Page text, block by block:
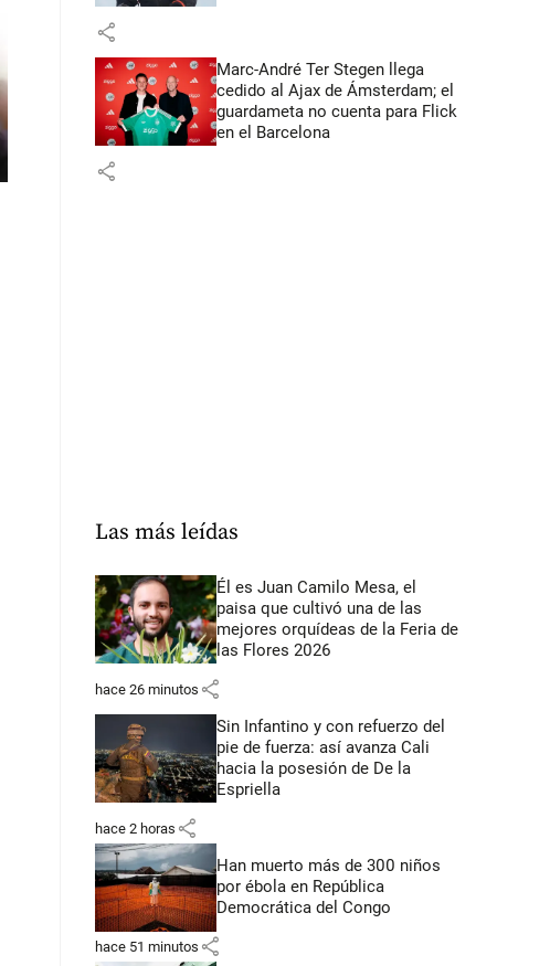
share
Marc-André Ter Stegen llega
cedido al Ajax de Ámsterdam; el
guardameta no cuenta para Flick
en el Barcelona
share
Las más leídas
Él es Juan Camilo Mesa, el
paisa que cultivó una de las
mejores orquídeas de la Feria de
las Flores 2026
hace 26 minutos share
Sin Infantino y con refuerzo del
pie de fuerza: así avanza Cali
hacia la posesión de De la
Espriella
hace 2 horas share
Han muerto más de 300 niños
por ébola en República
Democrática del Congo
hace 51 minutos share